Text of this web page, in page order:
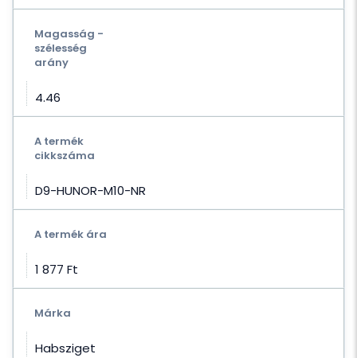
Magasság -
szélesség
arány
4.46
A termék
cikkszáma
D9-HUNOR-M10-NR
A termék ára
1 877 Ft‎
Márka
Habsziget